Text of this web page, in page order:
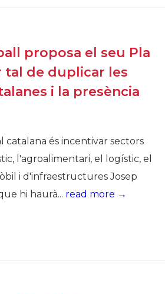
proposa el seu Pla
tal de duplicar les
i la presència
catalana és incentivar sectors
l'agroalimentari, el logístic, el
i d'infraestructures Josep
hi haurà... read more →